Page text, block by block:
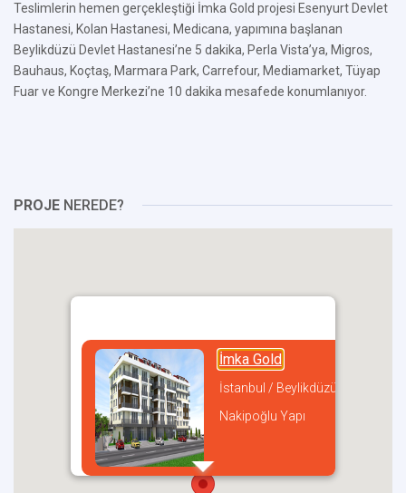
Teslimlerin hemen gerçekleştiği İmka Gold projesi Esenyurt Devlet
Hastanesi, Kolan Hastanesi, Medicana, yapımına başlanan
Beylikdüzü Devlet Hastanesi’ne 5 dakika, Perla Vista’ya, Migros,
Bauhaus, Koçtaş, Marmara Park, Carrefour, Mediamarket, Tüyap
Fuar ve Kongre Merkezi’ne 10 dakika mesafede konumlanıyor.
PROJE NEREDE?
İmka Gold
İstanbul / Beylikdüzü
Nakipoğlu Yapı